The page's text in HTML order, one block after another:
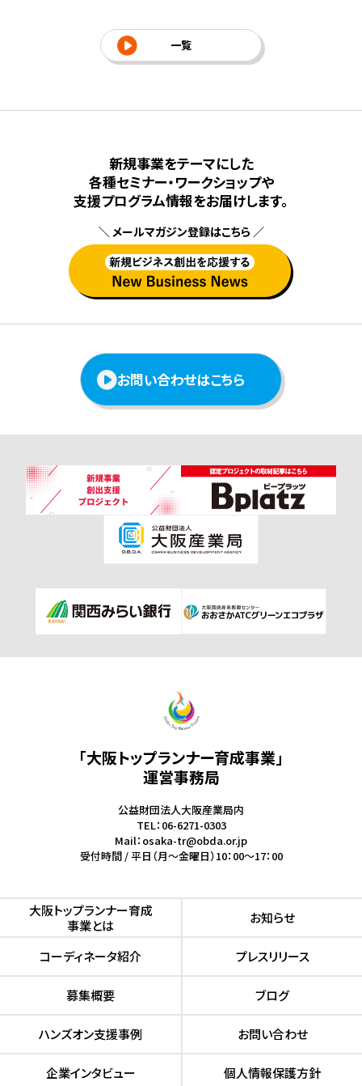
一覧
新規事業をテーマにした
各種セミナー・ワークショップや
⽀援プログラム情報をお届けします。
＼ メールマガジン登録はこちら ／
お問い合わせはこちら
「大阪トップランナー育成事業」
運営事務局
公益財団法人大阪産業局内
TEL：06-6271-0303
Mail：osaka-tr@obda.or.jp
受付時間 / 平日（月～金曜日）10：00～17：00
⼤阪トップランナー育成
事業とは
お知らせ
コーディネータ紹介 プレスリリース
募集概要 ブログ
ハンズオン⽀援事例 お問い合わせ
企業インタビュー 個人情報保護方針